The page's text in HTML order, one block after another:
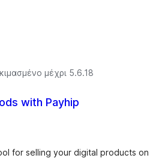
μέχρι 5.6.18
with Payhip
for selling your digital products on